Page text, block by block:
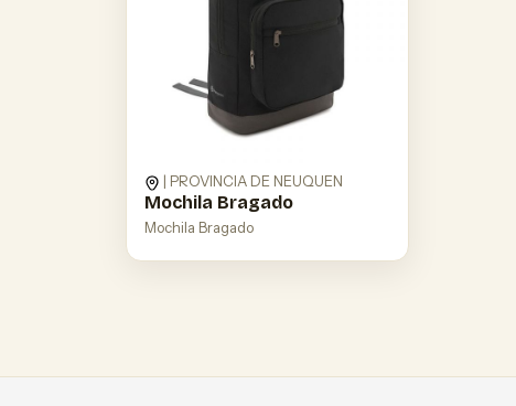
| PROVINCIA DE NEUQUEN
Mochila Bragado
Mochila Bragado